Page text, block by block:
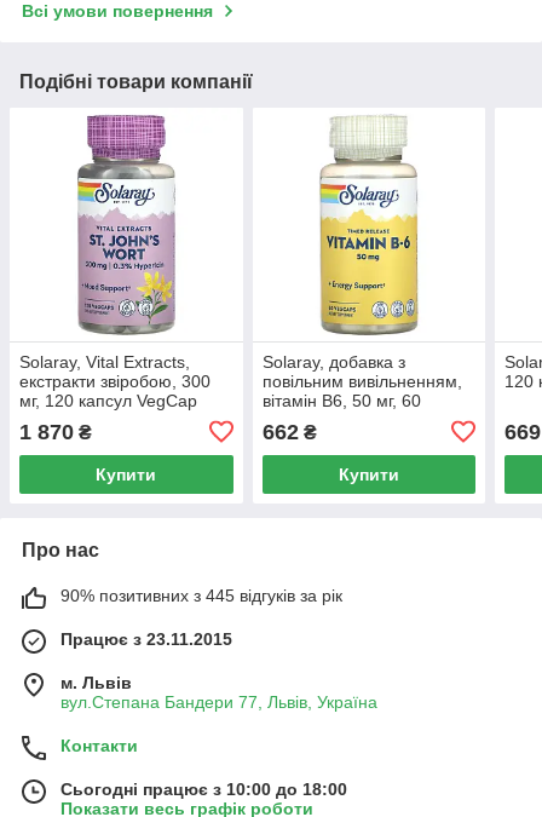
Всі умови повернення
Подібні товари компанії
Solaray, Vital Extracts,
екстракти звіробою, 300
мг, 120 капсул VegCap
1 870 ₴
Купити
Solaray, добавка з
повільним вивільненням,
вітамін B6, 50 мг, 60
662₴
Купити
120
669
Про нас
90% позитивних з 445 відгуків за рік
Працює з 23.11.2015
м. Львів
вул.Степана Бандери 77, Львів, Україна
Контакти
Сьогодні працює з 10:00 до 18:00
Показати весь графік роботи